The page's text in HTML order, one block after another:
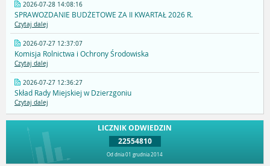
2026-07-28 14:08:16
SPRAWOZDANIE BUDŻETOWE ZA II KWARTAŁ 2026 R.
Czytaj dalej
2026-07-27 12:37:07
Komisja Rolnictwa i Ochrony Środowiska
Czytaj dalej
2026-07-27 12:36:27
Skład Rady Miejskiej w Dzierzgoniu
Czytaj dalej
LICZNIK ODWIEDZIN
22554810
Od dnia 01 grudnia 2014